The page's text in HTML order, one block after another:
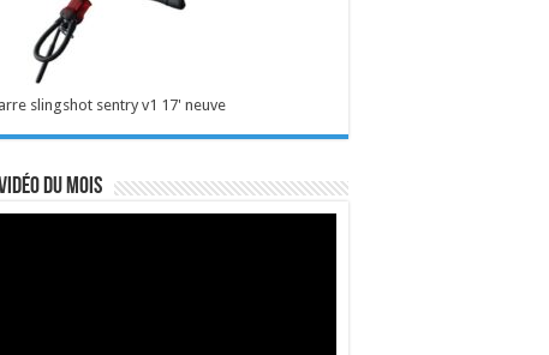
slingshot sentry v1 17' neuve
du mois